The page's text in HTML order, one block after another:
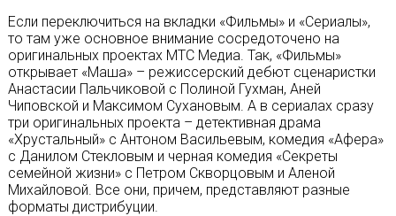
Если переключиться на вкладки «Фильмы» и «Сериалы»,
то там уже основное внимание сосредоточено на
оригинальных проектах МТС Медиа. Так, «Фильмы»
открывает «Маша» – режиссерский дебют сценаристки
Анастасии Пальчиковой с Полиной Гухман, Аней
Чиповской и Максимом Сухановым. А в сериалах сразу
три оригинальных проекта – детективная драма
«Хрустальный» с Антоном Васильевым, комедия «Афера»
с Данилом Стекловым и черная комедия «Секреты
семейной жизни» с Петром Скворцовым и Аленой
Михайловой. Все они, причем, представляют разные
форматы дистрибуции.